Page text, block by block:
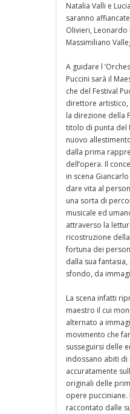
Natalia Valli e
saranno
Olivieri,
Massimiliano
A guidare l
Puccini sarà il
che del Festival
direttore
la direzione della
titolo di punta del
nuovo
dalla prima
dell’opera. Il
in scena
dare vita al
una sorta di
musicale ed
attraverso la
ricostruzione
fortuna dei
dalla sua
sfondo, da
La scena infatti
maestro il cui
alternato a
movimento che
susseguirsi delle
indossano abiti di
accuratamente
originali delle
opere pucciniane.
raccontato dalle